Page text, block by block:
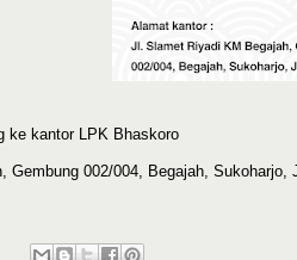
ke kantor LPK Bhaskoro
Gembung 002/004, Begajah, Sukoharjo,